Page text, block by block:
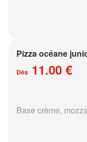
Pizza océane
Dès 11.00 €
Base crème,